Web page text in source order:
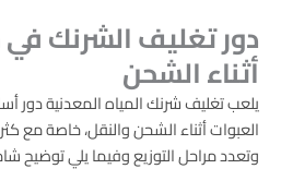
دور تغليف الشرنك في
أثناء الشحن
يلعب تغليف شرنك المياه المعدنية
العبوات أثناء الشحن والنقل، خاصة مع
وتعدد مراحل التوزيع وفيما يلي توضيح